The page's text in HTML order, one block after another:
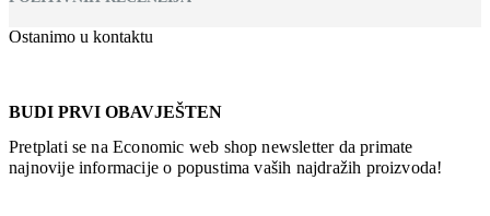
Ostanimo u kontaktu
BUDI PRVI OBAVJEŠTEN
Pretplati se na Economic web shop newsletter da primate
najnovije informacije o popustima vaših najdražih proizvoda!